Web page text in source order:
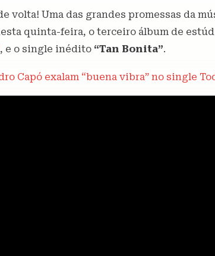
volta! Uma das grandes promessas da
quinta-feira, o terceiro álbum de
, e o single inédito “Tan Bonita”.
Capó exalam “buena vibra” no single